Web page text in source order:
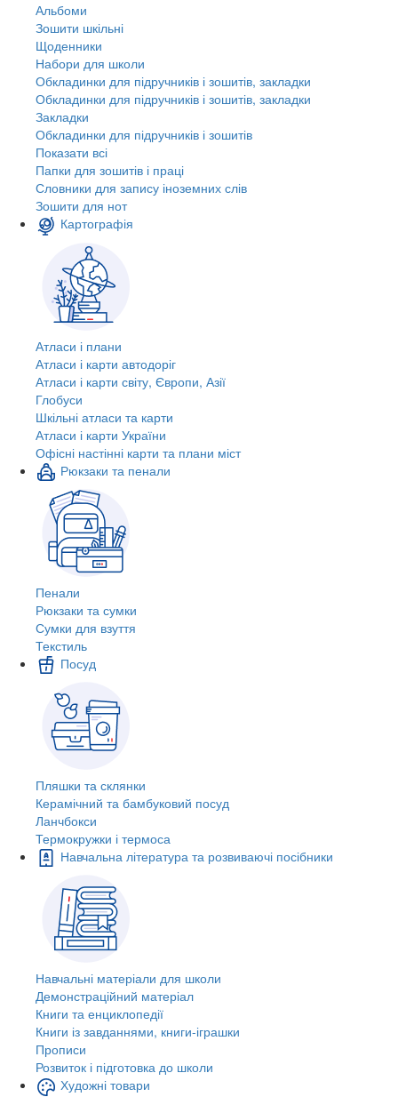
Альбоми
Зошити шкільні
Щоденники
Набори для школи
Обкладинки для підручників і зошитів, закладки
Обкладинки для підручників і зошитів, закладки
Закладки
Обкладинки для підручників і зошитів
Показати всі
Папки для зошитів і праці
Словники для запису іноземних слів
Зошити для нот
Картографія
Атласи і плани
Атласи і карти автодоріг
Атласи і карти світу, Європи, Азії
Глобуси
Шкільні атласи та карти
Атласи і карти України
Офісні настінні карти та плани міст
Рюкзаки та пенали
Пенали
Рюкзаки та сумки
Сумки для взуття
Текстиль
Посуд
Пляшки та склянки
Керамічний та бамбуковий посуд
Ланчбокси
Термокружки і термоса
Навчальна література та розвиваючі посібники
Навчальні матеріали для школи
Демонстраційний матеріал
Книги та енциклопедії
Книги із завданнями, книги-іграшки
Прописи
Розвиток і підготовка до школи
Художні товари